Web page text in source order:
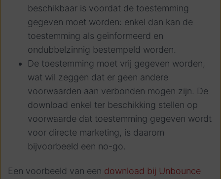
beschikbaar is voordat de toestemming
gegeven moet worden: enkel dan kan de
toestemming als geïnformeerd en
ondubbelzinnig bestempeld worden.
De toestemming moet vrij gegeven worden,
wat wil zeggen dat er geen andere
voorwaarden aan verbonden mogen zijn. De
download enkel ter beschikking stellen op
voorwaarde dat toestemming gegeven wordt
voor directe marketing, is daarom
bijvoorbeeld een no-go.
Een voorbeeld van een download bij Unbounce